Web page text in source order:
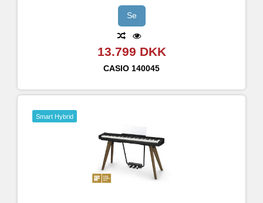
Mic input; Optag og syng med det samme
Bluetooth Audio kompatibel med WUBT10 (medfølger)
Se
13.799 DKK
CASIO 140045
Smart Hybrid